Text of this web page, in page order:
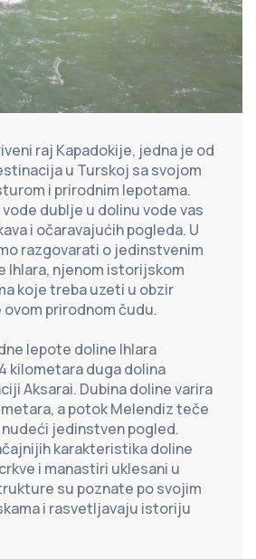
raj Kapadokije, jedna je od
u Turskoj sa svojom
i prirodnim lepotama.
dublje u dolinu vode vas
i očaravajućih pogleda. U
razgovarati o jedinstvenim
Ihlara, njenom istorijskom
koje treba uzeti u obzir
prirodnom čudu.
lepote doline Ihlara
kilometara duga dolina
Aksarai. Dubina doline varira
a potok Melendiz teče
jedinstven pogled.
karakteristika doline
i manastiri uklesani u
su poznate po svojim
i rasvetljavaju istoriju